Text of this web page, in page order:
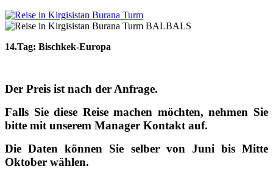
14.Tag: Bischkek-Europa
Der Preis ist nach der Anfrage.
Falls Sie diese Reise machen möchten, nehmen Sie
bitte mit unserem Manager Kontakt auf.
Die Daten können Sie selber von Juni bis Mitte
Oktober wählen.